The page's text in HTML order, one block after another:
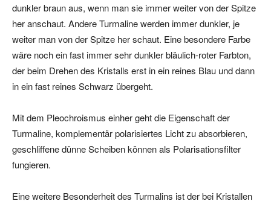
dunkler braun aus, wenn man sie immer weiter von der Spitze
her anschaut. Andere Turmaline werden immer dunkler, je
weiter man von der Spitze her schaut. Eine besondere Farbe
wäre noch ein fast immer sehr dunkler bläulich-roter Farbton,
der beim Drehen des Kristalls erst in ein reines Blau und dann
in ein fast reines Schwarz übergeht.
Mit dem Pleochroismus einher geht die Eigenschaft der
Turmaline, komplementär polarisiertes Licht zu absorbieren,
geschliffene dünne Scheiben können als Polarisationsfilter
fungieren.
Eine weitere Besonderheit des Turmalins ist der bei Kristallen